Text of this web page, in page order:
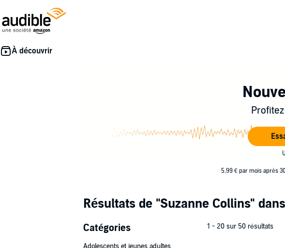
5,99 € par mois après
Résultats de "Suzanne Collins"
Catégories
Adolescents et jeunes adultes
1 - 20 sur 50 résultats